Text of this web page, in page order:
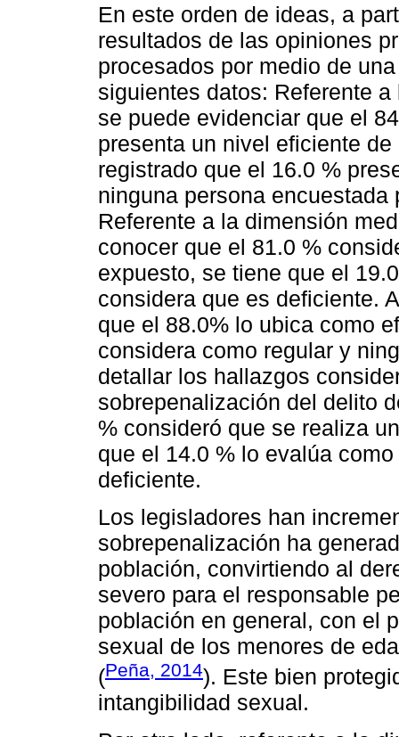
En este orden de ideas, a
resultados de las opiniones
procesados por medio de
siguientes datos: Referente
se puede evidenciar que el
presenta un nivel eficiente
registrado que el 16.0 %
ninguna persona
Referente a la dimensión
conocer que el 81.0 %
expuesto, se tiene que el
considera que es deficiente.
que el 88.0% lo ubica como
considera como regular y
detallar los hallazgos
sobrepenalización del delito
% consideró que se realiza
que el 14.0 % lo evalúa
deficiente.
Los legisladores han
sobrepenalización ha
población, convirtiendo al
severo para el responsable
población en general, con el
sexual de los menores de
(Peña, 2014). Este bien
intangibilidad sexual.